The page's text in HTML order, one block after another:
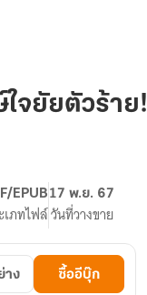
จยัยตัวร้าย!
EPUB
เภทไฟล์
17 พ.ย. 67
วันที่วางขาย
าง ซื้ออีบุ๊ก